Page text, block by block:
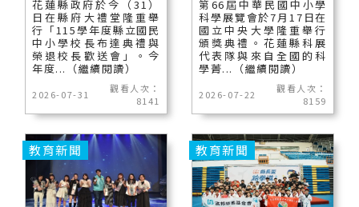
花蓮縣政府於今（31）
日在縣府大禮堂隆重舉
行「115學年度縣立國民
中小學校長布達典禮與
榮退校長歡送會」。今
年度...（繼續閱讀）
2026-07-31
觀看人次：
8141
第66屆中華民國中小學
科學展覽會於7月17日在
國立中央大學隆重舉行
頒獎典禮。花蓮縣科展
代表隊與來自全國的科
學菁...（繼續閱讀）
2026-07-22
觀看人次：
8159
教育新聞 教育新聞